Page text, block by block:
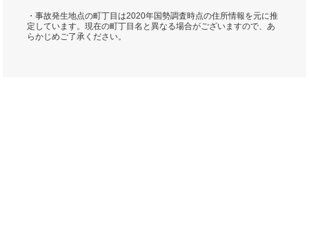
・事故発生地点の町丁目は2020年国勢調査時点の住所情報を元に推
定しています。現在の町丁目名と異なる場合がございますので、あ
らかじめご了承ください。